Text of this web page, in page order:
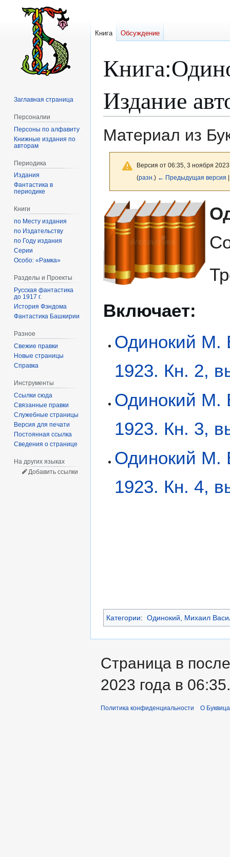
Книга:
Издание
Материал из
Версия от 06:35, 3 ноября
(разн. ) ← Предыдущая версия
Перейти
к
навигации
Перейти
к
поиску
Включает:
Одинокий М.
1923. Кн. 2,
Одинокий М.
1923. Кн. 3,
Одинокий М.
1923. Кн. 4,
Категории: Одинокий, Михаил
Книга Обсуждение
Заглавная страница
Персоналии
Персоны по алфавиту
Книжные издания по
авторам
Периодика
Издания
Фантастика в
периодике
Книги
по Месту издания
по Издательству
по Году издания
Серии
Особо: «Рамка»
Разделы и Проекты
Русская фантастика
до 1917 г.
История Фэндома
Фантастика Башкирии
Разное
Свежие правки
Новые страницы
Справка
Инструменты
Ссылки сюда
Связанные правки
Служебные страницы
Версия для печати
Постоянная ссылка
Сведения о странице
На других языках
Добавить ссылки
Страница в
2023 года в 06:35.
Политика конфиденциальности О Буквица